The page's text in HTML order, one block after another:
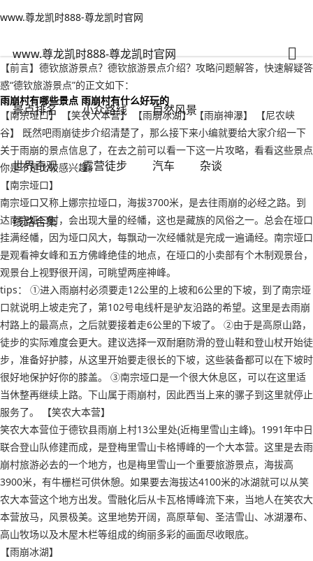
www.尊龙凯时888-尊龙凯时官网
www.尊龙凯时888-尊龙凯时官网
景点排名 小众路线 自然风景
世界奇观 露营徒步 汽车 杂谈
线路合集
www.尊龙凯时888-尊龙凯时官网
德钦旅游景点？德钦旅游景点介绍-www.尊龙凯时888
【前言】德钦旅游景点？德钦旅游景点介绍？攻略问题解答，快速解疑答
惑“德钦旅游景点”的正文如下：
雨崩村有哪些景点 雨崩村有什么好玩的
【南宗垭口】 【笑农大本营】 【雨崩冰湖】 【雨崩神瀑】 【尼农峡
谷】 既然吧雨崩徒步介绍清楚了，那么接下来小编就要给大家介绍一下
关于雨崩的景点信息了，在去之前可以看一下这一片攻略，看看这些景点
你是不是比较感兴趣。
【南宗垭口】
南宗垭口又称上娜宗拉垭口，海拔3700米，是去往雨崩的必经之路。到
达南宗垭口时，会出现大量的经幡，这也是藏族的风俗之一。总会在垭口
挂满经幡，因为垭口风大，每飘动一次经幡就是完成一遍诵经。南宗垭口
是观看神女峰和五方佛峰绝佳的地点，在垭口的小卖部有个木制观景台，
观景台上视野很开阔，可眺望两座神峰。
tips： ①进入雨崩村必须要走12公里的上坡和6公里的下坡，到了南宗垭
口就说明上坡走完了，第102号电线杆是驴友沿路的希望。这里是去雨崩
村路上的最高点，之后就要接着走6公里的下坡了。 ②由于是高原山路，
徒步的实际难度会更大。建议选择一双耐磨防滑的登山鞋和登山杖开始徒
步，准备好护膝，从这里开始要走很长的下坡，这些装备都可以在下坡时
很好地保护好你的膝盖。 ③南宗垭口是一个很大休息区，可以在这里适
当休整再继续上路。下山属于雨崩村，因此西当上来的骡子到这里就停止
服务了。 【笑农大本营】
笑农大本营位于德钦县雨崩上村13公里处(近梅里雪山主峰)。1991年中日
联合登山队修建而成，是登梅里雪山卡格博峰的一个大本营。这里是去雨
崩村旅游必去的一个地方，也是梅里雪山一个重要旅游景点，海拔高
3900米，有牛栅栏可供休憩。如果要去海拔达4100米的冰湖就可以从笑
农大本营这个地方出发。雪融化后从卡瓦格博峰流下来，当地人在笑农大
本营放马，风景极美。这里地势开阔，高原草甸、圣洁雪山、冰湖瀑布、
高山牧场以及木屋木栏等组成的绚丽多彩的画面尽收眼底。
【雨崩冰湖】